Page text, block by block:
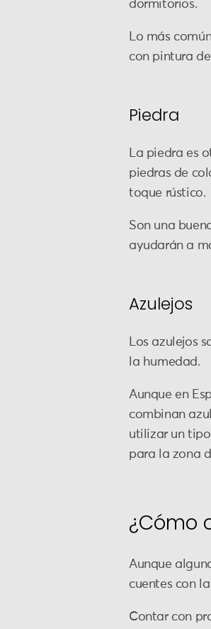
dormitorios.
Lo más
con pintura
Piedra
La piedra es
piedras de
toque rústico.
Son una
ayudarán a
Azulejos
Los azulejos
la humedad.
Aunque en
combinan
utilizar un
para la zona
¿Cómo
Aunque
cuentes con
Contar con